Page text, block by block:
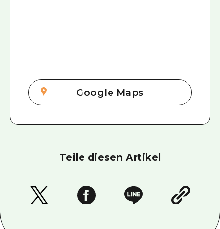
Google Maps
Teile diesen Artikel